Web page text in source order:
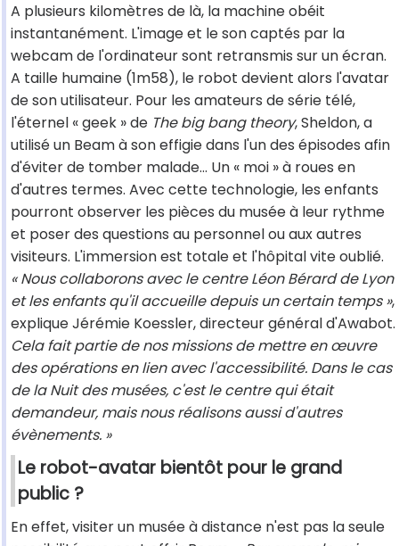
A plusieurs kilomètres de là, la machine obéit
instantanément. L'image et le son captés par la
webcam de l'ordinateur sont retransmis sur un écran.
A taille humaine (1m58), le robot devient alors l'avatar
de son utilisateur. Pour les amateurs de série télé,
l'éternel « geek » de The big bang theory, Sheldon, a
utilisé un Beam à son effigie dans l'un des épisodes afin
d'éviter de tomber malade… Un « moi » à roues en
d'autres termes. Avec cette technologie, les enfants
pourront observer les pièces du musée à leur rythme
et poser des questions au personnel ou aux autres
visiteurs. L'immersion est totale et l'hôpital vite oublié.
« Nous collaborons avec le centre Léon Bérard de Lyon
et les enfants qu'il accueille depuis un certain temps »,
explique Jérémie Koessler, directeur général d'Awabot.
Cela fait partie de nos missions de mettre en œuvre
des opérations en lien avec l'accessibilité. Dans le cas
de la Nuit des musées, c'est le centre qui était
demandeur, mais nous réalisons aussi d'autres
évènements. »
Le robot-avatar bientôt pour le grand
public ?
En effet, visiter un musée à distance n'est pas la seule